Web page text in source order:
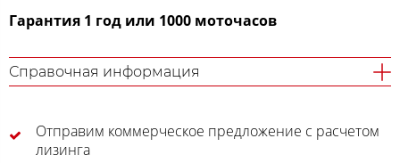
Гарантия 1 год или 1000 моточасов
Справочная информация
Отправим коммерческое предложение с расчетом
лизинга